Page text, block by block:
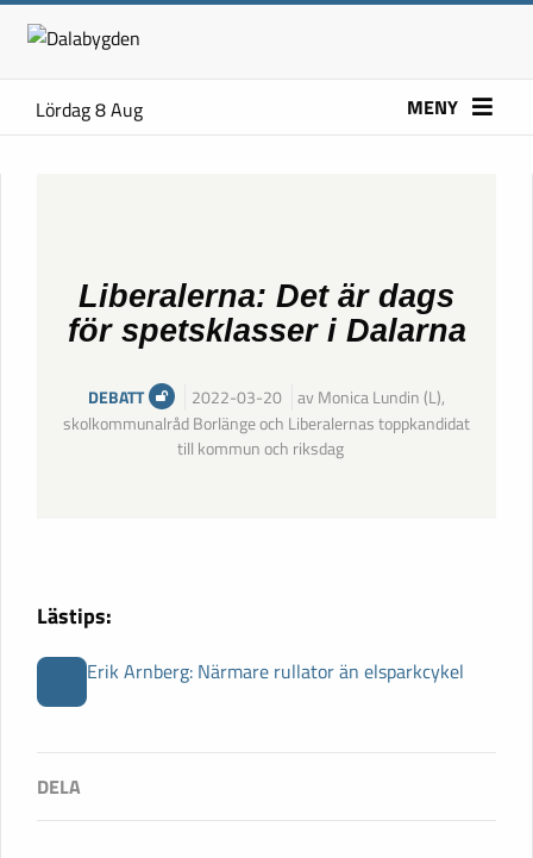
Lördag 8 Aug MENY
Liberalerna: Det är dags
för spetsklasser i Dalarna
DEBATT 2022-03-20
av Monica Lundin (L),
skolkommunalråd Borlänge och Liberalernas toppkandidat
till kommun och riksdag
Lästips:
Erik Arnberg: Närmare rullator än elsparkcykel